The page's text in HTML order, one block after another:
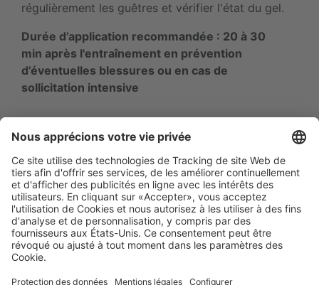
régulièrement les guêtres et vérifier l'état du gel.
Durée d’application recommandée : 20 à 30
min après l'entraînement en prévention
d’éventuelles blessures ou en cas de
sollicitation intensive
Newsletter
Mentions légales
Tableaux des tailles et
infos sur les matériaux
Protection des données
Brands of Kerbl
Déclaration
Cookie préferences